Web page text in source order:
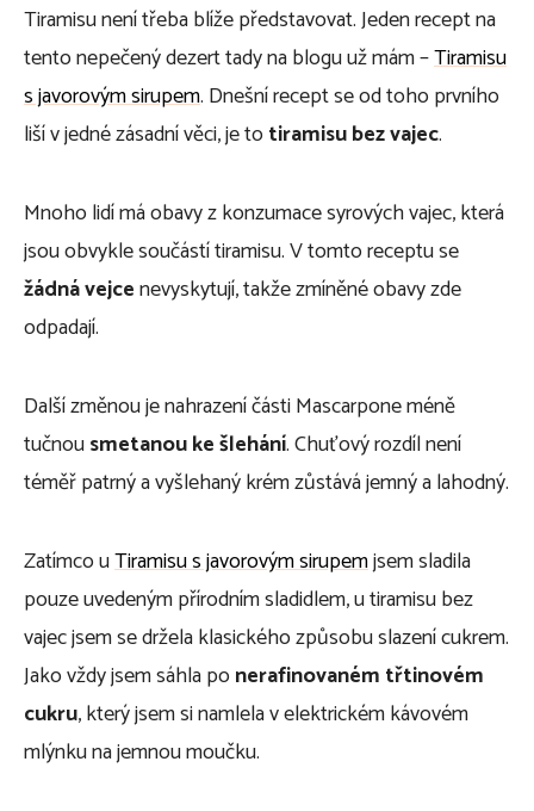
Tiramisu není třeba blíže představovat. Jeden recept na
tento nepečený dezert tady na blogu už mám –Tiramisu
s javorovým sirupem. Dnešní recept se od toho prvního
liší v jedné zásadní věci, je to tiramisu bez vajec.
Mnoho lidí má obavy z konzumace syrových vajec, která
jsou obvykle součástí tiramisu. V tomto receptu se
žádná vejcenevyskytují, takže zmíněné obavy zde
odpadají.
Další změnou je nahrazení části Mascarpone méně
tučnousmetanou ke šlehání. Chuťový rozdíl není
téměř patrný a vyšlehaný krém zůstává jemný a lahodný.
Zatímco uTiramisu s javorovým sirupemjsem sladila
pouze uvedeným přírodním sladidlem, u tiramisu bez
vajec jsem se držela klasického způsobu slazení cukrem.
Jako vždy jsem sáhla po nerafinovaném třtinovém
cukru, který jsem si namlela v elektrickém kávovém
mlýnku na jemnou moučku.